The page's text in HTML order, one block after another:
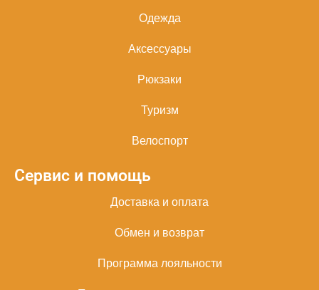
Одежда
Аксессуары
Рюкзаки
Туризм
Велоспорт
Сервис и помощь
Доставка и оплата
Обмен и возврат
Программа лояльности